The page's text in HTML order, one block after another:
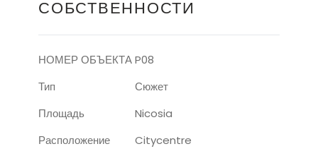
СОБСТВЕННОСТИ
НОМЕР ОБЪЕКТАP08
Тип
Сюжет
Площадь
Nicosia
Расположение
Citycentre